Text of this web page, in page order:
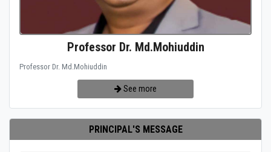
Professor Dr. Md.Mohiuddin
Professor Dr. Md.Mohiuddin
See more
PRINCIPAL'S MESSAGE